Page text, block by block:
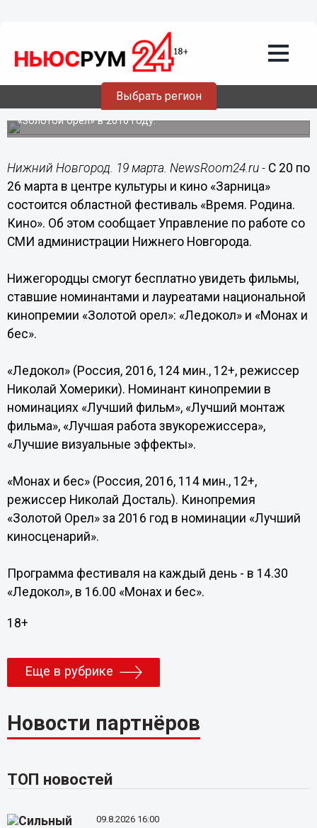
Выбрать регион
Фестиваль «Время. Родина. Кино»
состоится в центре культуры и кино
«Зарница» с 20 по 26 марта
Нижегородцам увидят фильмы, получившие кинопремию
«Золотой орел» в 2016 году.
Нижний Новгород. 19 марта. NewsRoom24.ru - С 20 по
26 марта в центре культуры и кино «Зарница»
состоится областной фестиваль «Время. Родина.
Кино». Об этом сообщает Управление по работе со
СМИ администрации Нижнего Новгорода.
Нижегородцы смогут бесплатно увидеть фильмы,
ставшие номинантами и лауреатами национальной
кинопремии «Золотой орел»: «Ледокол» и «Монах и
бес».
«Ледокол» (Россия, 2016, 124 мин., 12+, режиссер
Николай Хомерики). Номинант кинопремии в
номинациях «Лучший фильм», «Лучший монтаж
фильма», «Лучшая работа звукорежиссера»,
«Лучшие визуальные эффекты».
«Монах и бес» (Россия, 2016, 114 мин., 12+,
режиссер Николай Досталь). Кинопремия
«Золотой Орел» за 2016 год в номинации «Лучший
киносценарий».
Программа фестиваля на каждый день - в 14.30
«Ледокол», в 16.00 «Монах и бес».
18+
Еще в рубрике
Новости партнёров
ТОП новостей
09.8.2026 16:00